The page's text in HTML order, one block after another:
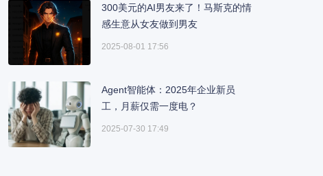
300美元的AI男友来了！马斯克的情
感生意从女友做到男友
2025-08-01 17:56
Agent智能体：2025年企业新员
工，月薪仅需一度电？
2025-07-30 17:49